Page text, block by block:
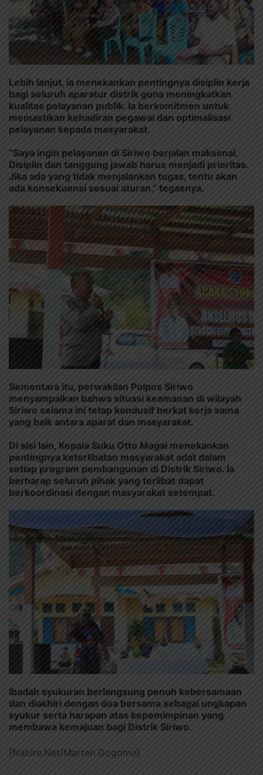
Lebih lanjut, ia menekankan pentingnya disiplin kerja
bagi seluruh aparatur distrik guna meningkatkan
kualitas pelayanan publik. Ia berkomitmen untuk
memastikan kehadiran pegawai dan optimalisasi
pelayanan kepada masyarakat.
“Saya ingin pelayanan di Siriwo berjalan maksimal.
Disiplin dan tanggung jawab harus menjadi prioritas.
Jika ada yang tidak menjalankan tugas, tentu akan
ada konsekuensi sesuai aturan,” tegasnya.
Sementara itu, perwakilan Polpos Siriwo
menyampaikan bahwa situasi keamanan di wilayah
Siriwo selama ini tetap kondusif berkat kerja sama
yang baik antara aparat dan masyarakat.
Di sisi lain, Kepala Suku Otto Magai menekankan
pentingnya keterlibatan masyarakat adat dalam
setiap program pembangunan di Distrik Siriwo. Ia
berharap seluruh pihak yang terlibat dapat
berkoordinasi dengan masyarakat setempat.
Ibadah syukuran berlangsung penuh kebersamaan
dan diakhiri dengan doa bersama sebagai ungkapan
syukur serta harapan atas kepemimpinan yang
membawa kemajuan bagi Distrik Siriwo.
[Nabire.Net/Marten Dogomo]